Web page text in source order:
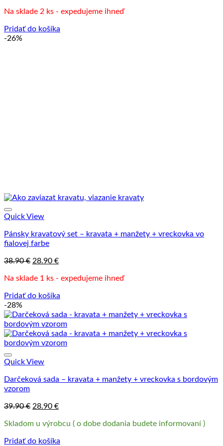
Na sklade 2 ks - expedujeme ihneď
Pridať do košíka
-26%
Quick View
Pánsky kravatový set – kravata + manžety + vreckovka vo
fialovej farbe
38.90€ Pôvodná
bola:
28.90 €Aktuálna
je:
Na sklade 1 ks - expedujeme ihneď
Pridať do košíka
-28%
Quick View
Darčeková sada – kravata + manžety + vreckovka s bordovým
vzorom
39.90€ Pôvodná
bola:
28.90 €Aktuálna
je:
Skladom u výrobcu ( o dobe dodania budete informovaní )
Pridať do košíka